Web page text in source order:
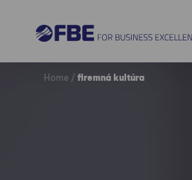
Home / firemná kultúra